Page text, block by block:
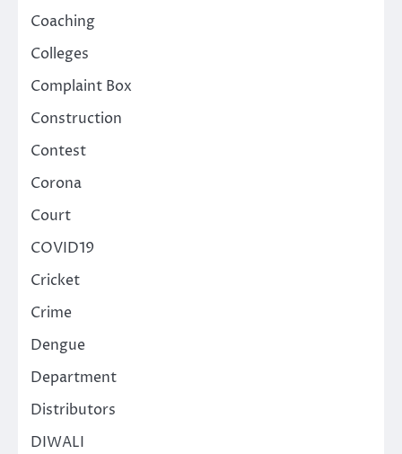
Coaching
Colleges
Complaint Box
Construction
Contest
Corona
Court
COVID19
Cricket
Crime
Dengue
Department
Distributors
DIWALI